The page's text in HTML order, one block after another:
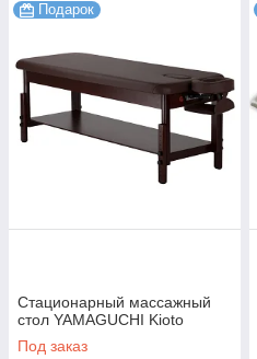
Подарок
Стационарный массажный
стол YAMAGUCHI Kioto
Под заказ